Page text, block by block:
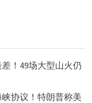
！49场大型山火仍
协议！特朗普称美